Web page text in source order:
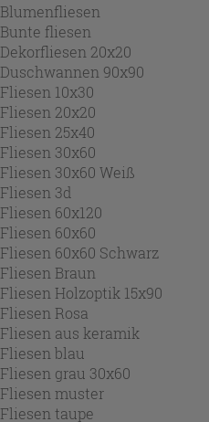
Blumenfliesen
Bunte fliesen
Dekorfliesen 20x20
Duschwannen 90x90
Fliesen 10x30
Fliesen 20x20
Fliesen 25x40
Fliesen 30x60
Fliesen 30x60 Weiß
Fliesen 3d
Fliesen 60x120
Fliesen 60x60
Fliesen 60x60 Schwarz
Fliesen Braun
Fliesen Holzoptik 15x90
Fliesen Rosa
Fliesen aus keramik
Fliesen blau
Fliesen grau 30x60
Fliesen muster
Fliesen taupe